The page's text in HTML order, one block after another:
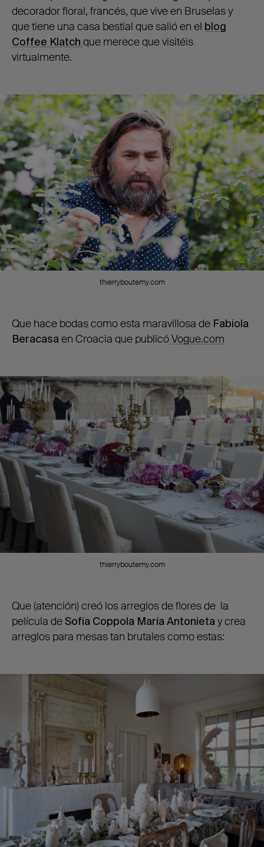
decorador floral, francés, que vive en Bruselas y
que tiene una casa bestial que salió en el blog
Coffee Klatch que merece que visitéis
virtualmente.
thierryboutemy.com
Que hace bodas como esta maravillosa de Fabiola
Beracasa en Croacia que publicóVogue.com
thierryboutemy.com
Que (atención) creó los arreglos de flores de la
película deSofia Coppola María Antonieta y crea
arreglos para mesas tan brutales como estas: